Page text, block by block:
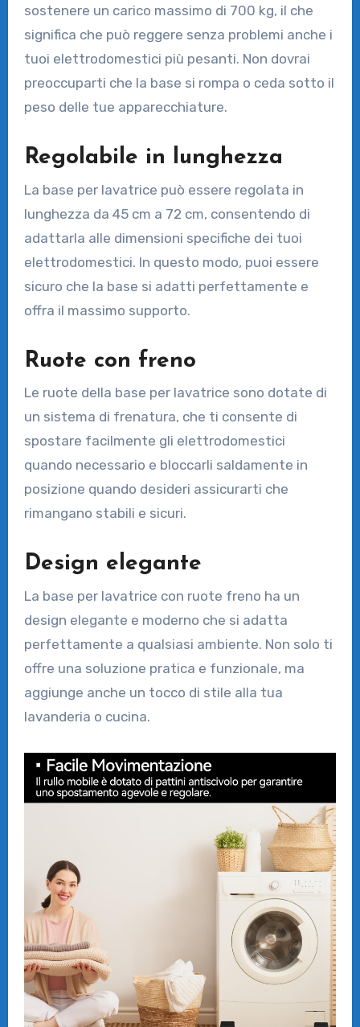
sostenere un carico massimo di 700 kg, il che
significa che può reggere senza problemi anche i
tuoi elettrodomestici più pesanti. Non dovrai
preoccuparti che la base si rompa o ceda sotto il
peso delle tue apparecchiature.
Regolabile in lunghezza
La base per lavatrice può essere regolata in
lunghezza da 45 cm a 72 cm, consentendo di
adattarla alle dimensioni specifiche dei tuoi
elettrodomestici. In questo modo, puoi essere
sicuro che la base si adatti perfettamente e
offra il massimo supporto.
Ruote con freno
Le ruote della base per lavatrice sono dotate di
un sistema di frenatura, che ti consente di
spostare facilmente gli elettrodomestici
quando necessario e bloccarli saldamente in
posizione quando desideri assicurarti che
rimangano stabili e sicuri.
Design elegante
La base per lavatrice con ruote freno ha un
design elegante e moderno che si adatta
perfettamente a qualsiasi ambiente. Non solo ti
offre una soluzione pratica e funzionale, ma
aggiunge anche un tocco di stile alla tua
lavanderia o cucina.